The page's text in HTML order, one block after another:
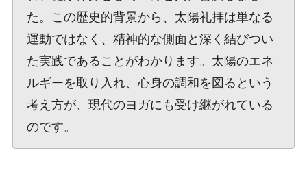
た。この歴史的背景から、太陽礼拝は単なる
運動ではなく、精神的な側面と深く結びつい
た実践であることがわかります。太陽のエネ
ルギーを取り入れ、心身の調和を図るという
考え方が、現代のヨガにも受け継がれている
のです。